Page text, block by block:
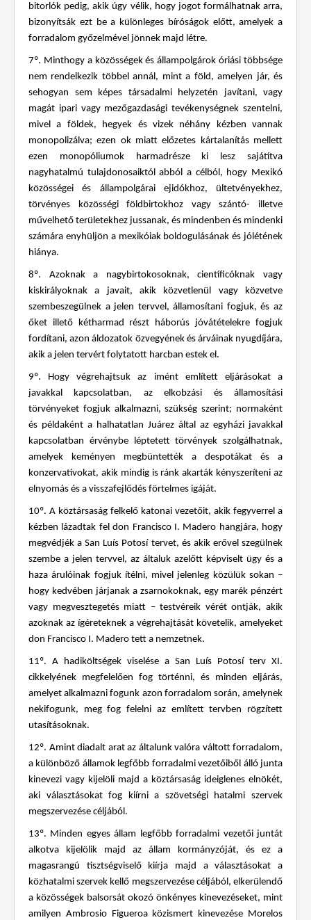
bitorlók pedig, akik úgy vélik, hogy jogot formálhatnak arra,
bizonyítsák ezt be a különleges bíróságok előtt, amelyek a
forradalom győzelmével jönnek majd létre.
7º. Minthogy a közösségek és állampolgárok óriási többsége
nem rendelkezik többel annál, mint a föld, amelyen jár, és
sehogyan sem képes társadalmi helyzetén javítani, vagy
magát ipari vagy mezőgazdasági tevékenységnek szentelni,
mivel a földek, hegyek és vizek néhány kézben vannak
monopolizálva; ezen ok miatt előzetes kártalanítás mellett
ezen monopóliumok harmadrésze ki lesz sajátítva
nagyhatalmú tulajdonosaiktól abból a célból, hogy Mexikó
közösségei és állampolgárai ejidókhoz, ültetvényekhez,
törvényes közösségi földbirtokhoz vagy szántó- illetve
művelhető területekhez jussanak, és mindenben és mindenki
számára enyhüljön a mexikóiak boldogulásának és jólétének
hiánya.
8º. Azoknak a nagybirtokosoknak, científicóknak vagy
kiskirályoknak a javait, akik közvetlenül vagy közvetve
szembeszegülnek a jelen tervvel, államosítani fogjuk, és az
őket illető kétharmad részt háborús jóvátételekre fogjuk
fordítani, azon áldozatok özvegyének és árváinak nyugdíjára,
akik a jelen tervért folytatott harcban estek el.
9º. Hogy végrehajtsuk az imént említett eljárásokat a
javakkal kapcsolatban, az elkobzási és államosítási
törvényeket fogjuk alkalmazni, szükség szerint; normaként
és példaként a halhatatlan Juárez által az egyházi javakkal
kapcsolatban érvénybe léptetett törvények szolgálhatnak,
amelyek keményen megbüntették a despotákat és a
konzervatívokat, akik mindig is ránk akarták kényszeríteni az
elnyomás és a visszafejlődés förtelmes igáját.
10º. A köztársaság felkelő katonai vezetőit, akik fegyverrel a
kézben lázadtak fel don Francisco I. Madero hangjára, hogy
megvédjék a San Luís Potosí tervet, és akik erővel szegülnek
szembe a jelen tervvel, az általuk azelőtt képviselt ügy és a
haza árulóinak fogjuk ítélni, mivel jelenleg közülük sokan –
hogy kedvében járjanak a zsarnokoknak, egy marék pénzért
vagy megvesztegetés miatt – testvéreik vérét ontják, akik
azoknak az ígéreteknek a végrehajtását követelik, amelyeket
don Francisco I. Madero tett a nemzetnek.
11º. A hadiköltségek viselése a San Luís Potosí terv XI.
cikkelyének megfelelően fog történni, és minden eljárás,
amelyet alkalmazni fogunk azon forradalom során, amelynek
nekifogunk, meg fog felelni az említett tervben rögzített
utasításoknak.
12º. Amint diadalt arat az általunk valóra váltott forradalom,
a különböző államok legfőbb forradalmi vezetőiből álló junta
kinevezi vagy kijelöli majd a köztársaság ideiglenes elnökét,
aki választásokat fog kiírni a szövetségi hatalmi szervek
megszervezése céljából.
13º. Minden egyes állam legfőbb forradalmi vezetői juntát
alkotva kijelölik majd az állam kormányzóját, és ez a
magasrangú tisztségviselő kiírja majd a választásokat a
közhatalmi szervek kellő megszervezése céljából, elkerülendő
a közösségek balsorsát okozó önkényes kinevezéseket, mint
amilyen Ambrosio Figueroa közismert kinevezése Morelos